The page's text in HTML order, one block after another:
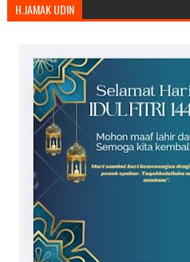
H.JAMAK UDIN